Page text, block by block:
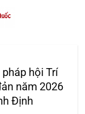
hội Trí
năm 2026
Định